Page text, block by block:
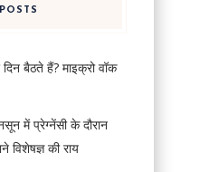
बैठते हैं? माइक्रो वॉक
में प्रेग्नेंसी के दौरान
की राय